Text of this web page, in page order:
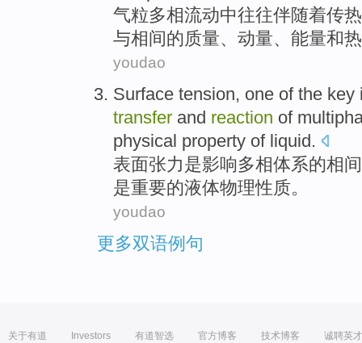
气粒多相流动中往往伴随着传热
与相间的质量、 动量、 能量和热
youdao
Surface tension, one ofthe key
transfer and reaction of
physical property of liquid.
表面张力是影响多相体系的相间
是重要的液体物理性质。
youdao
更多双语例句
关于有道 Investors 有道智选 官方博客 技术博客 诚聘英才